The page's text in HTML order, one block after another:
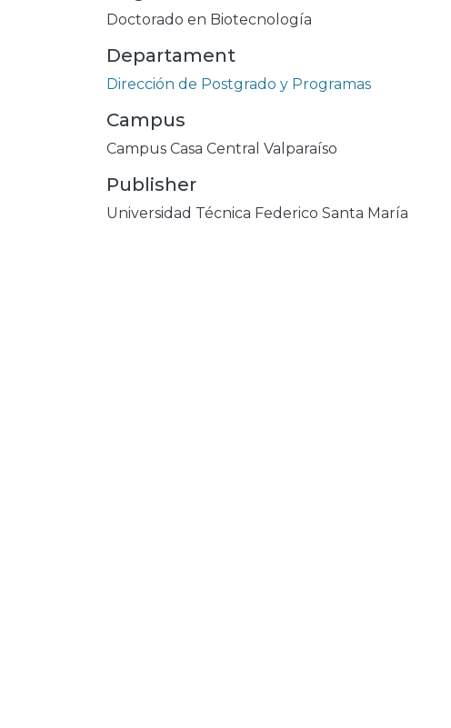
Doctorado en Biotecnología
Departament
Dirección de Postgrado y Programas
Campus
Campus Casa Central Valparaíso
Publisher
Universidad Técnica Federico Santa María